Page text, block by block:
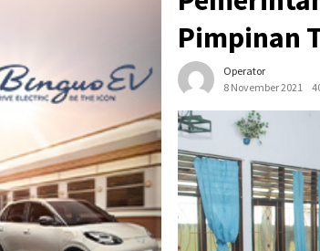
Pimpinan
Operator
8 November 2021